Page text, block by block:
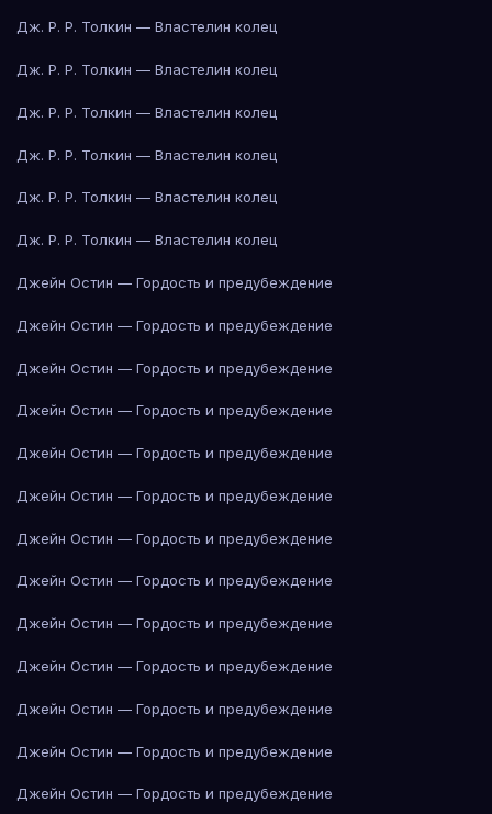
Дж. Р. Р. Толкин — Властелин колец
Дж. Р. Р. Толкин — Властелин колец
Дж. Р. Р. Толкин — Властелин колец
Дж. Р. Р. Толкин — Властелин колец
Дж. Р. Р. Толкин — Властелин колец
Дж. Р. Р. Толкин — Властелин колец
Джейн Остин — Гордость и предубеждение
Джейн Остин — Гордость и предубеждение
Джейн Остин — Гордость и предубеждение
Джейн Остин — Гордость и предубеждение
Джейн Остин — Гордость и предубеждение
Джейн Остин — Гордость и предубеждение
Джейн Остин — Гордость и предубеждение
Джейн Остин — Гордость и предубеждение
Джейн Остин — Гордость и предубеждение
Джейн Остин — Гордость и предубеждение
Джейн Остин — Гордость и предубеждение
Джейн Остин — Гордость и предубеждение
Джейн Остин — Гордость и предубеждение